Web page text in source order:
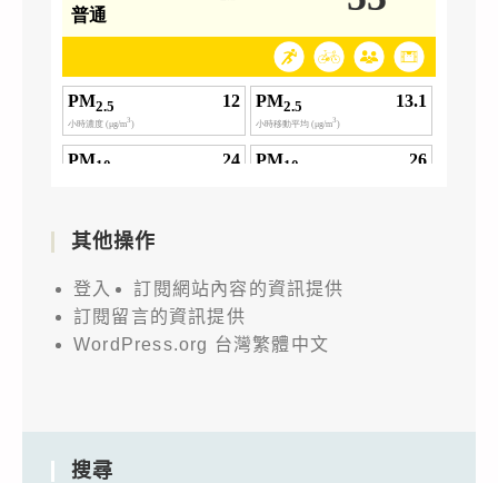
其他操作
登入
訂閱網站內容的資訊提供
訂閱留言的資訊提供
WordPress.org 台灣繁體中文
搜尋